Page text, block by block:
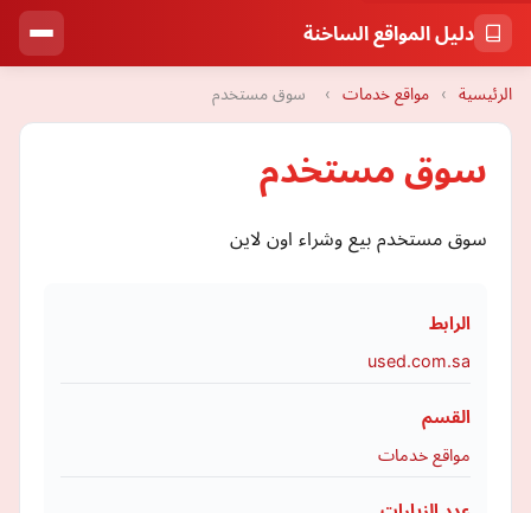
دليل المواقع الساخنة
الرئيسية › مواقع خدمات › سوق مستخدم
سوق مستخدم
سوق مستخدم بيع وشراء اون لاين
الرابط
used.com.sa
القسم
مواقع خدمات